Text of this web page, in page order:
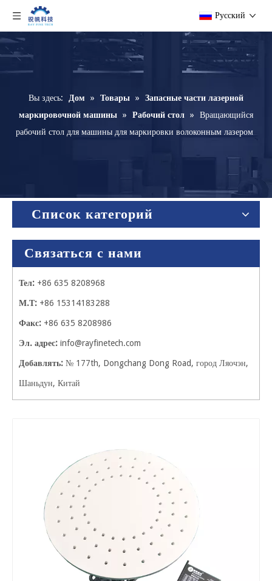
Pусский
Вы здесь: Дом » Товары »
Запасные части лазерной
маркировочной машины » Рабочий стол »
Вращающийся
рабочий стол для машины для маркировки волоконным лазером
Список категорий
Связаться с нами
Тел: +86 635 8208968
М.Т: +86 15314183288
Факс: +86 635 8208986
Эл. адрес: info@rayfinetech.com
Добавлять: № 177th, Dongchang Dong Road, город Ляочэн,
Шаньдун, Китай